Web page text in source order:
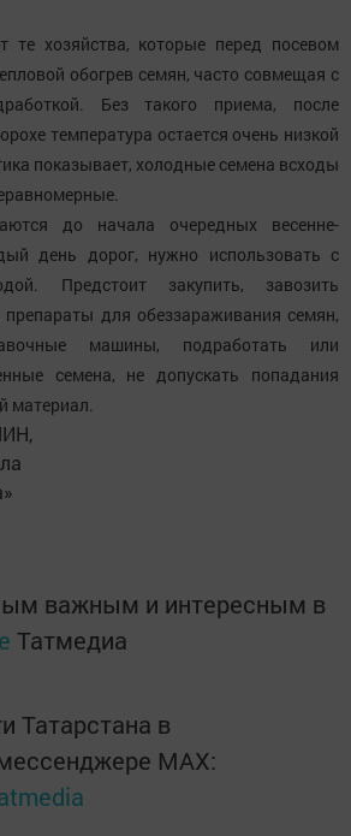
те хозяйства, которые перед посевом
обогрев семян, часто совмещая с
Без такого приема, после
температура остается очень низкой
показывает, холодные семена всходы
до начала очередных весенне-
день дорог, нужно использовать с
Предстоит закупить, завозить
для обеззараживания семян,
машины, подработать или
семена, не допускать попадания
материал.
важным и интересным в
Татмедиа
Татарстана в
MАХ: